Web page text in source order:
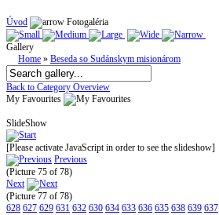
Úvod Fotogaléria
Gallery
Home » Beseda so Sudánskym misionárom
Back to Category Overview
My Favourites
SlideShow
[Please activate JavaScript in order to see the slideshow]
Previous
(Picture 75 of 78)
Next
(Picture 77 of 78)
628 627 629 631 632 630 634 633 636 635 638 639 637